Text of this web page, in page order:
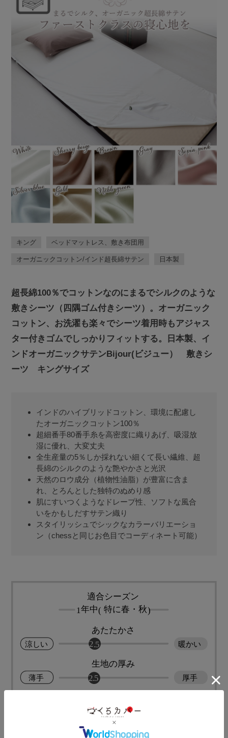
キング ベッドマットレス、敷き布団用
オーガニックコットン/インド超長綿サテン 日本製
超長綿100％でコットンなのにまるでシルクのような
敷きシーツ（四隅ゴム付きシーツ）。オーガニック
コットン、お洗濯も楽々でシーツ着用時もアジャス
ター付きゴムでしっかりフィットする。日本製、イ
ンドオーガニックサテンBijour(ビジュー） 敷きシ
ーツ キングサイズ
インドのハイブリッドコットン、環境に配慮し
たオーガニックコットン100％
超細番手80番手糸を高密度に織りあげ、吸湿放
湿に優れ、大変丈夫
全生産量の5％しか採れない細くて長い繊維、超
長綿のシルクのような艶やかさと光沢
天然のロウ成分（植物性油脂）が豊富に含ま
れ、とろんとした独特のぬめり感
肌にすいつくようなドレープ性、ソフトな風合
いをかもしだすサテン織り
スタイリッシュでシックなカラーバリエーショ
ン（chessと同じお色目でコーディネート可能）